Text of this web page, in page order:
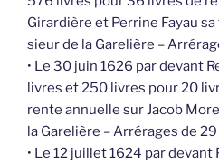
Girardière et Perrine Fayau
sieur de la Garelière –
• Le 30 juin 1626 par devant
livres et 250 livres pour 20
rente annuelle sur Jacob
la Garelière – Arrérages de
• Le 12 juillet 1624 par